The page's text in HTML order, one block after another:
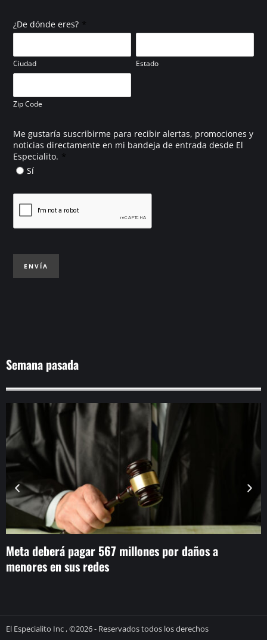
¿De dónde eres? *
Ciudad Estado
Zip Code
Me gustaría suscribirme para recibir alertas, promociones y
noticias directamente en mi bandeja de entrada desde El
Especialito. *
Sí
ENVÍA
Semana pasada
Meta deberá pagar 567 millones por daños a
menores en sus redes
El Especialito Inc , ©2026 - Reservados todos los derechos